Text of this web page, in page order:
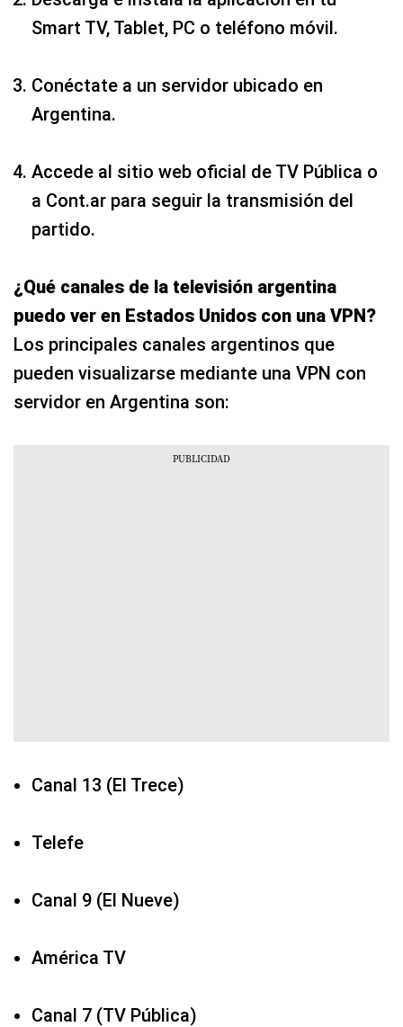
Smart TV, Tablet, PC o teléfono móvil.
Conéctate a un servidor ubicado en
Argentina.
Accede al sitio web oficial de TV Pública o
a Cont.ar para seguir la transmisión del
partido.
¿Qué canales de la televisión argentina
puedo ver en Estados Unidos con una VPN?
Los principales canales argentinos que
pueden visualizarse mediante una VPN con
servidor en Argentina son:
Canal 13 (El Trece)
Telefe
Canal 9 (El Nueve)
América TV
Canal 7 (TV Pública)